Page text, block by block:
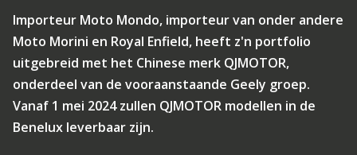
Importeur Moto Mondo, importeur van onder andere
Moto Morini en Royal Enfield, heeft z'n portfolio
uitgebreid met het Chinese merk QJMOTOR,
onderdeel van de vooraanstaande Geely groep.
Vanaf 1 mei 2024 zullen QJMOTOR modellen in de
Benelux leverbaar zijn.